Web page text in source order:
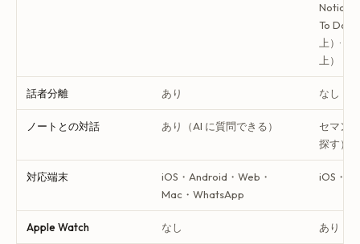
Notion
To Do
上）·
上）
話者分離 あり なし
ノートとの対話 あり（AI に質問できる）
セマン
探す）
対応端末
iOS・Android・Web・
Mac・WhatsApp
iOS・
Apple Watch なし あり（